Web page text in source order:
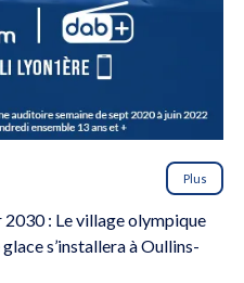
Plus
2030 : Le village olympique
s’installera à Oullins-